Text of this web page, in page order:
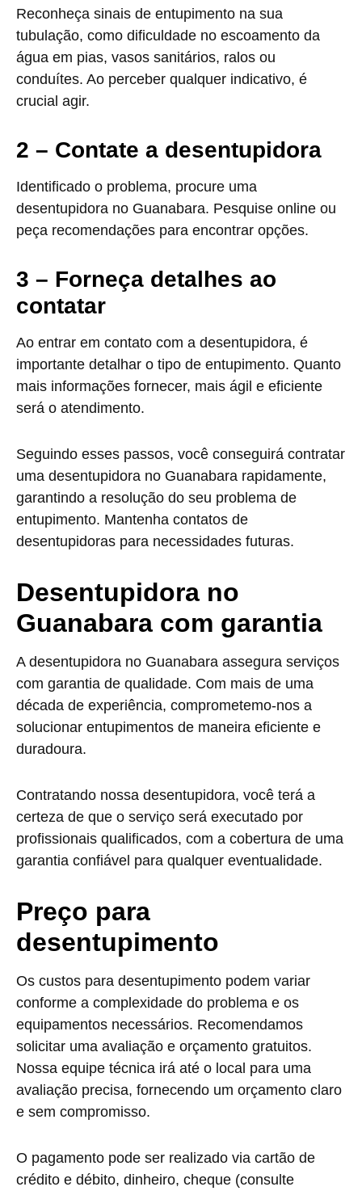
Reconheça sinais de entupimento na sua
tubulação, como dificuldade no escoamento da
água em pias, vasos sanitários, ralos ou
conduítes. Ao perceber qualquer indicativo, é
crucial agir.
2 – Contate a desentupidora
Identificado o problema, procure uma
desentupidora no Guanabara. Pesquise online ou
peça recomendações para encontrar opções.
3 – Forneça detalhes ao
contatar
Ao entrar em contato com a desentupidora, é
importante detalhar o tipo de entupimento. Quanto
mais informações fornecer, mais ágil e eficiente
será o atendimento.
Seguindo esses passos, você conseguirá contratar
uma desentupidora no Guanabara rapidamente,
garantindo a resolução do seu problema de
entupimento. Mantenha contatos de
desentupidoras para necessidades futuras.
Desentupidora no
Guanabara com garantia
A desentupidora no Guanabara assegura serviços
com garantia de qualidade. Com mais de uma
década de experiência, comprometemo-nos a
solucionar entupimentos de maneira eficiente e
duradoura.
Contratando nossa desentupidora, você terá a
certeza de que o serviço será executado por
profissionais qualificados, com a cobertura de uma
garantia confiável para qualquer eventualidade.
Preço para
desentupimento
Os custos para desentupimento podem variar
conforme a complexidade do problema e os
equipamentos necessários. Recomendamos
solicitar uma avaliação e orçamento gratuitos.
Nossa equipe técnica irá até o local para uma
avaliação precisa, fornecendo um orçamento claro
e sem compromisso.
O pagamento pode ser realizado via cartão de
crédito e débito, dinheiro, cheque (consulte